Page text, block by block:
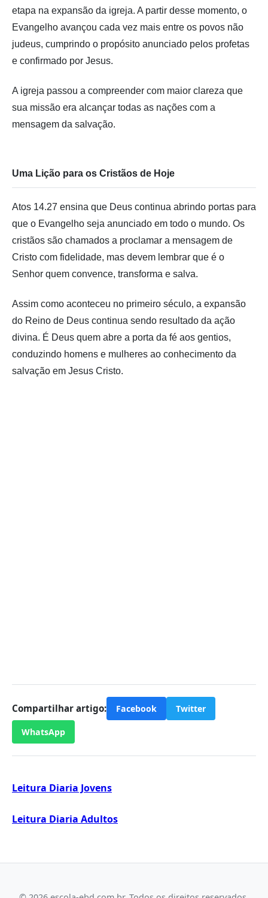
etapa na expansão da igreja. A partir desse momento, o
Evangelho avançou cada vez mais entre os povos não
judeus, cumprindo o propósito anunciado pelos profetas
e confirmado por Jesus.
A igreja passou a compreender com maior clareza que
sua missão era alcançar todas as nações com a
mensagem da salvação.
Uma Lição para os Cristãos de Hoje
Atos 14.27 ensina que Deus continua abrindo portas para
que o Evangelho seja anunciado em todo o mundo. Os
cristãos são chamados a proclamar a mensagem de
Cristo com fidelidade, mas devem lembrar que é o
Senhor quem convence, transforma e salva.
Assim como aconteceu no primeiro século, a expansão
do Reino de Deus continua sendo resultado da ação
divina. É Deus quem abre a porta da fé aos gentios,
conduzindo homens e mulheres ao conhecimento da
salvação em Jesus Cristo.
Compartilhar artigo: Facebook Twitter
WhatsApp
Leitura Diaria Jovens
Leitura Diaria Adultos